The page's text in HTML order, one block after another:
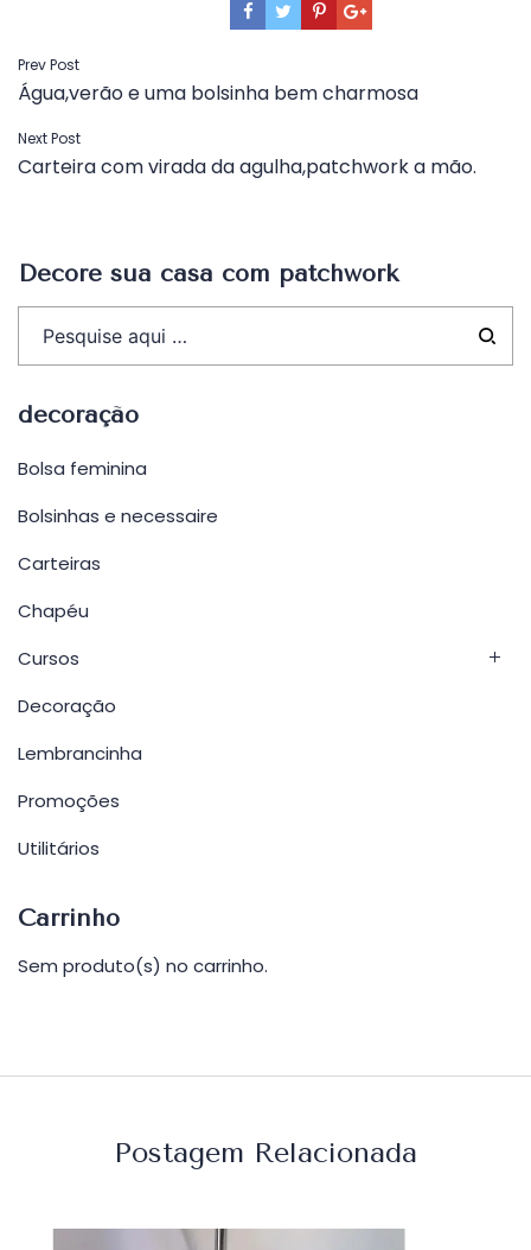
Navegação
de
Post
Prev Post
Água,verão e uma bolsinha bem charmosa
Next Post
Carteira com virada da agulha,patchwork a mão.
Decore sua casa com patchwork
decoração
Bolsa feminina
Bolsinhas e necessaire
Carteiras
Chapéu
Cursos
Decoração
Lembrancinha
Promoções
Utilitários
Carrinho
Sem produto(s) no carrinho.
Postagem Relacionada